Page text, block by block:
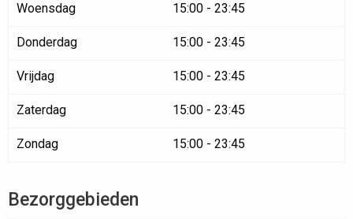
Woensdag 15:00 - 23:45
Donderdag 15:00 - 23:45
Vrijdag 15:00 - 23:45
Zaterdag 15:00 - 23:45
Zondag 15:00 - 23:45
Bezorggebieden